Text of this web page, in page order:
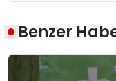
Benzer